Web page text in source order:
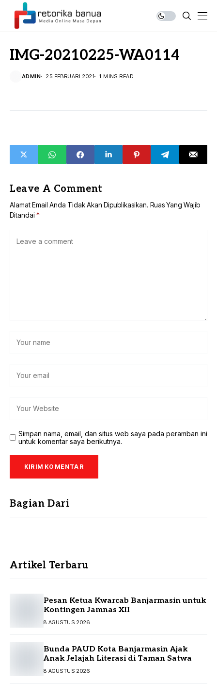
IMG-20210225-WA0114
ADMIN 25 FEBRUARI 2021 1 MINS READ
Leave A Comment
Alamat Email Anda Tidak Akan Dipublikasikan. Ruas Yang Wajib
Ditandai *
Simpan nama, email, dan situs web saya pada peramban ini
untuk komentar saya berikutnya.
Bagian Dari
Artikel Terbaru
Pesan Ketua Kwarcab Banjarmasin untuk
Kontingen Jamnas XII
8 AGUSTUS 2026
Bunda PAUD Kota Banjarmasin Ajak
Anak Jelajah Literasi di Taman Satwa
8 AGUSTUS 2026